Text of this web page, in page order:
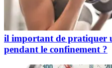
il important de pratiquer
pendant le confinement ?